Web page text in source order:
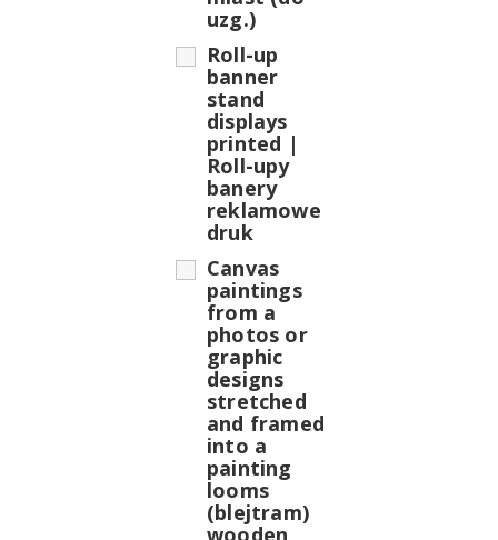
uzg.)
Roll-up
banner
stand
displays
printed |
Roll-upy
banery
reklamowe
druk
Canvas
paintings
from a
photos or
graphic
designs
stretched
and framed
into a
painting
looms
(blejtram)
wooden